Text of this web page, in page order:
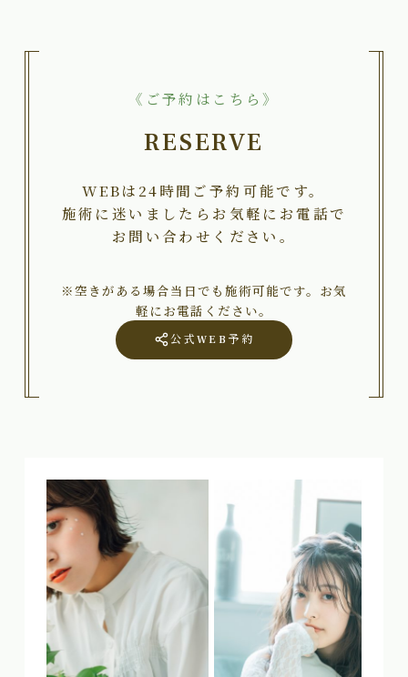
《ご予約はこちら》
RESERVE
WEBは24時間ご予約可能です。
施術に迷いましたらお気軽にお電話で
お問い合わせください。
※空きがある場合当日でも施術可能です。お気
軽にお電話ください。
公式WEB予約